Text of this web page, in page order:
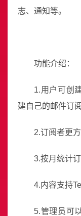
志、通知等。
功能介绍：
1.用户可创
建自己的邮件订
2.订阅者更
3.按月统计
4.内容支持
5.管理员可